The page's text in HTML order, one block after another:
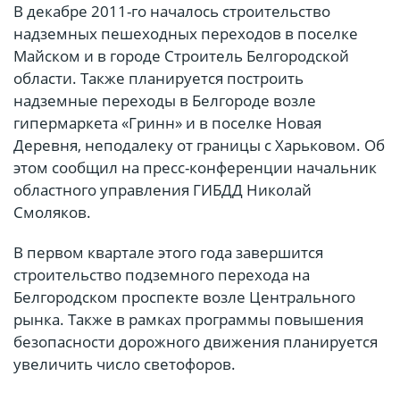
В декабре 2011-го началось строительство
надземных пешеходных переходов в поселке
Майском и в городе Строитель Белгородской
области. Также планируется построить
надземные переходы в Белгороде возле
гипермаркета «Гринн» и в поселке Новая
Деревня, неподалеку от границы с Харьковом. Об
этом сообщил на пресс-конференции начальник
областного управления ГИБДД Николай
Смоляков.
В первом квартале этого года завершится
строительство подземного перехода на
Белгородском проспекте возле Центрального
рынка. Также в рамках программы повышения
безопасности дорожного движения планируется
увеличить число светофоров.